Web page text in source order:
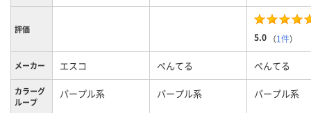
評価
5.0 （1件）
メーカー エスコ ぺんてる ぺんてる
カラーグ
ループ
パープル系 パープル系 パープル系